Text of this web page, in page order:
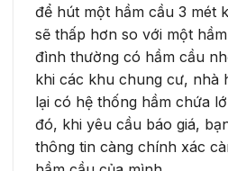
để hút một hầm cầu 3 mét
sẽ thấp hơn so với một
đình thường có hầm cầu
khi các khu chung cư, nhà
lại có hệ thống hầm chứa
đó, khi yêu cầu báo giá,
thông tin càng chính xác